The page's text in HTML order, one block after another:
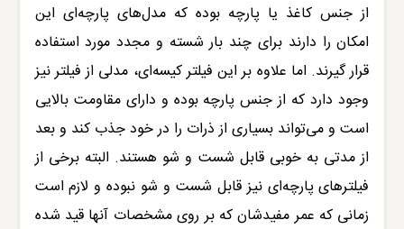
از جنس کاغذ یا پارچه بوده که مدل‌های پارچه‌ای این
امکان را دارند برای چند بار شسته و مجدد مورد استفاده
قرار گیرند. اما علاوه بر این فیلتر کیسه‌ای، مدلی از فیلتر نیز
وجود دارد که از جنس پارچه بوده و دارای مقاومت بالایی
است و می‌تواند بسیاری از ذرات را در خود جذب کند و بعد
از مدتی به خوبی قابل شست و شو هستند. البته برخی از
فیلترهای پارچه‌ای نیز قابل شست و شو نبوده و لازم است
زمانی که عمر مفیدشان که بر روی مشخصات آنها قید شده